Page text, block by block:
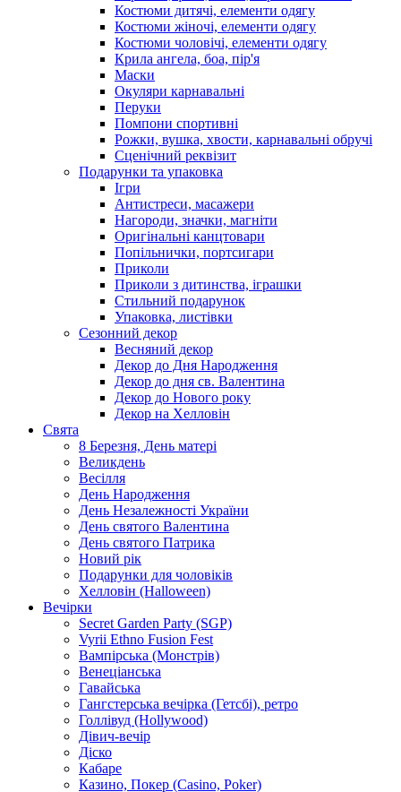
Костюми дитячі, елементи одягу
Костюми жіночі, елементи одягу
Костюми чоловічі, елементи одягу
Крила ангела, боа, пір'я
Маски
Окуляри карнавальні
Перуки
Помпони спортивні
Рожки, вушка, хвости, карнавальні обручі
Сценічний реквізит
Подарунки та упаковка
Ігри
Антистреси, масажери
Нагороди, значки, магніти
Оригінальні канцтовари
Попільнички, портсигари
Приколи
Приколи з дитинства, іграшки
Стильний подарунок
Упаковка, листівки
Сезонний декор
Весняний декор
Декор до Дня Народження
Декор до дня св. Валентина
Декор до Нового року
Декор на Хелловін
Свята
8 Березня, День матері
Великдень
Весілля
День Народження
День Незалежності України
День святого Валентина
День святого Патрика
Новий рік
Подарунки для чоловіків
Хелловін (Halloween)
Вечірки
Secret Garden Party (SGP)
Vyrii Ethno Fusion Fest
Вампірська (Монстрів)
Венеціанська
Гавайська
Гангстерська вечірка (Гетсбі), ретро
Голлівуд (Hollywood)
Дівич-вечір
Діско
Кабаре
Казино, Покер (Casino, Poker)